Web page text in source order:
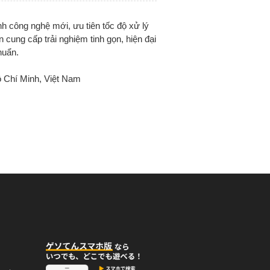
công nghệ mới, ưu tiên tốc độ xử lý
cấp trải nghiệm tinh gọn, hiện đại
Minh, Việt Nam